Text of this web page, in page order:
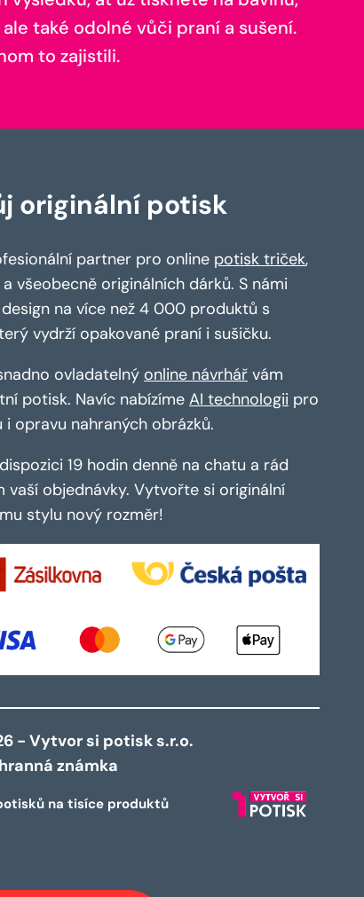
také odolné vůči praní a sušení.
to zajistili.
originální potisk
partner pro online potisk triček,
a všeobecně originálních dárků. S námi
na více než 4 000 produktů s
vydrží opakované praní i sušičku.
ovladatelný online návrhář vám
potisk. Navíc nabízíme AI technologii pro
opravu nahraných obrázků.
19 hodin denně na chatu a rád
vaší objednávky. Vytvořte si originální
stylu nový rozměr!
- Vytvor si potisk s.r.o.
známka
na tisíce produktů